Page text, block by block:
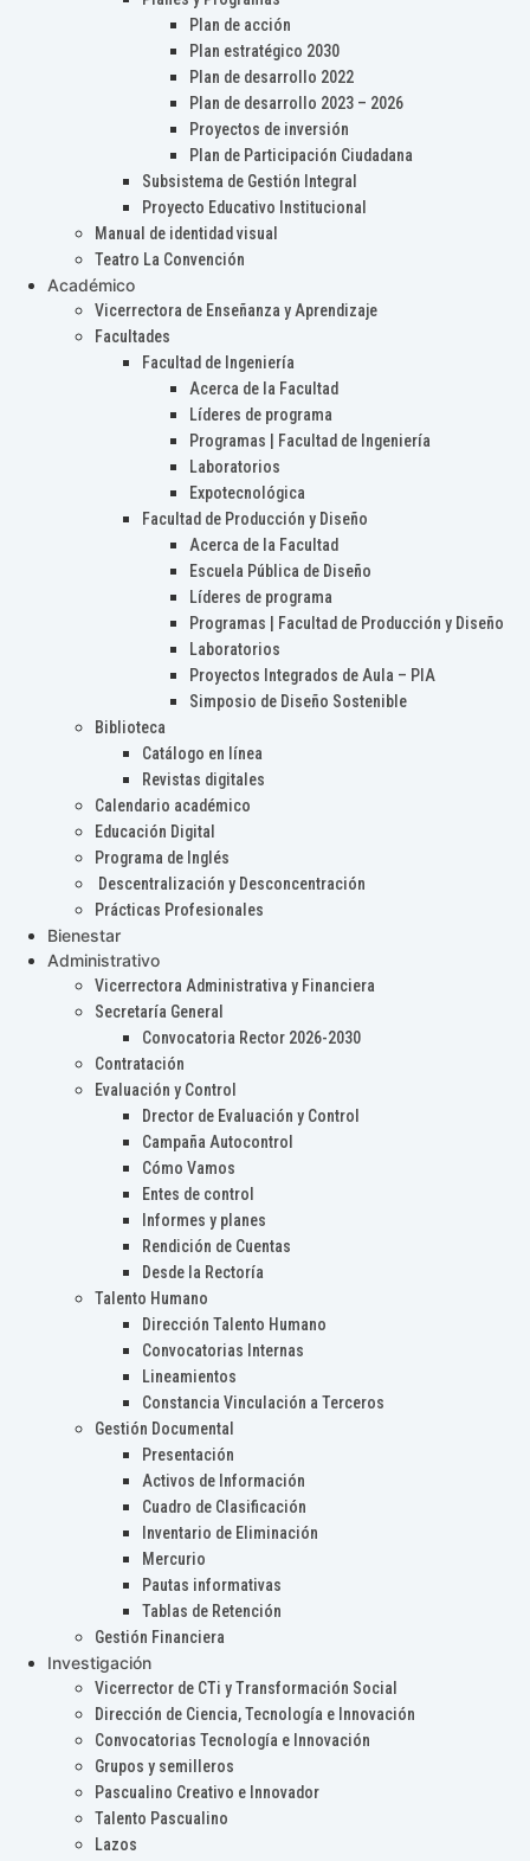
Plan de acción
Plan estratégico 2030
Plan de desarrollo 2022
Plan de desarrollo 2023 – 2026
Proyectos de inversión
Plan de Participación Ciudadana
Subsistema de Gestión Integral
Proyecto Educativo Institucional
Manual de identidad visual
Teatro La Convención
Académico
Vicerrectora de Enseñanza y Aprendizaje
Facultades
Facultad de Ingeniería
Acerca de la Facultad
Líderes de programa
Programas | Facultad de Ingeniería
Laboratorios
Expotecnológica
Facultad de Producción y Diseño
Acerca de la Facultad
Escuela Pública de Diseño
Líderes de programa
Programas | Facultad de Producción y Diseño
Laboratorios
Proyectos Integrados de Aula – PIA
Simposio de Diseño Sostenible
Biblioteca
Catálogo en línea
Revistas digitales
Calendario académico
Educación Digital
Programa de Inglés
Descentralización y Desconcentración
Prácticas Profesionales
Bienestar
Administrativo
Vicerrectora Administrativa y Financiera
Secretaría General
Convocatoria Rector 2026-2030
Contratación
Evaluación y Control
Drector de Evaluación y Control
Campaña Autocontrol
Cómo Vamos
Entes de control
Informes y planes
Rendición de Cuentas
Desde la Rectoría
Talento Humano
Dirección Talento Humano
Convocatorias Internas
Lineamientos
Constancia Vinculación a Terceros
Gestión Documental
Presentación
Activos de Información
Cuadro de Clasificación
Inventario de Eliminación
Mercurio
Pautas informativas
Tablas de Retención
Gestión Financiera
Investigación
Vicerrector de CTi y Transformación Social
Dirección de Ciencia, Tecnología e Innovación
Convocatorias Tecnología e Innovación
Grupos y semilleros
Pascualino Creativo e Innovador
Talento Pascualino
Lazos